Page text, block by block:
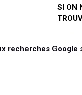
SI ON
recherches